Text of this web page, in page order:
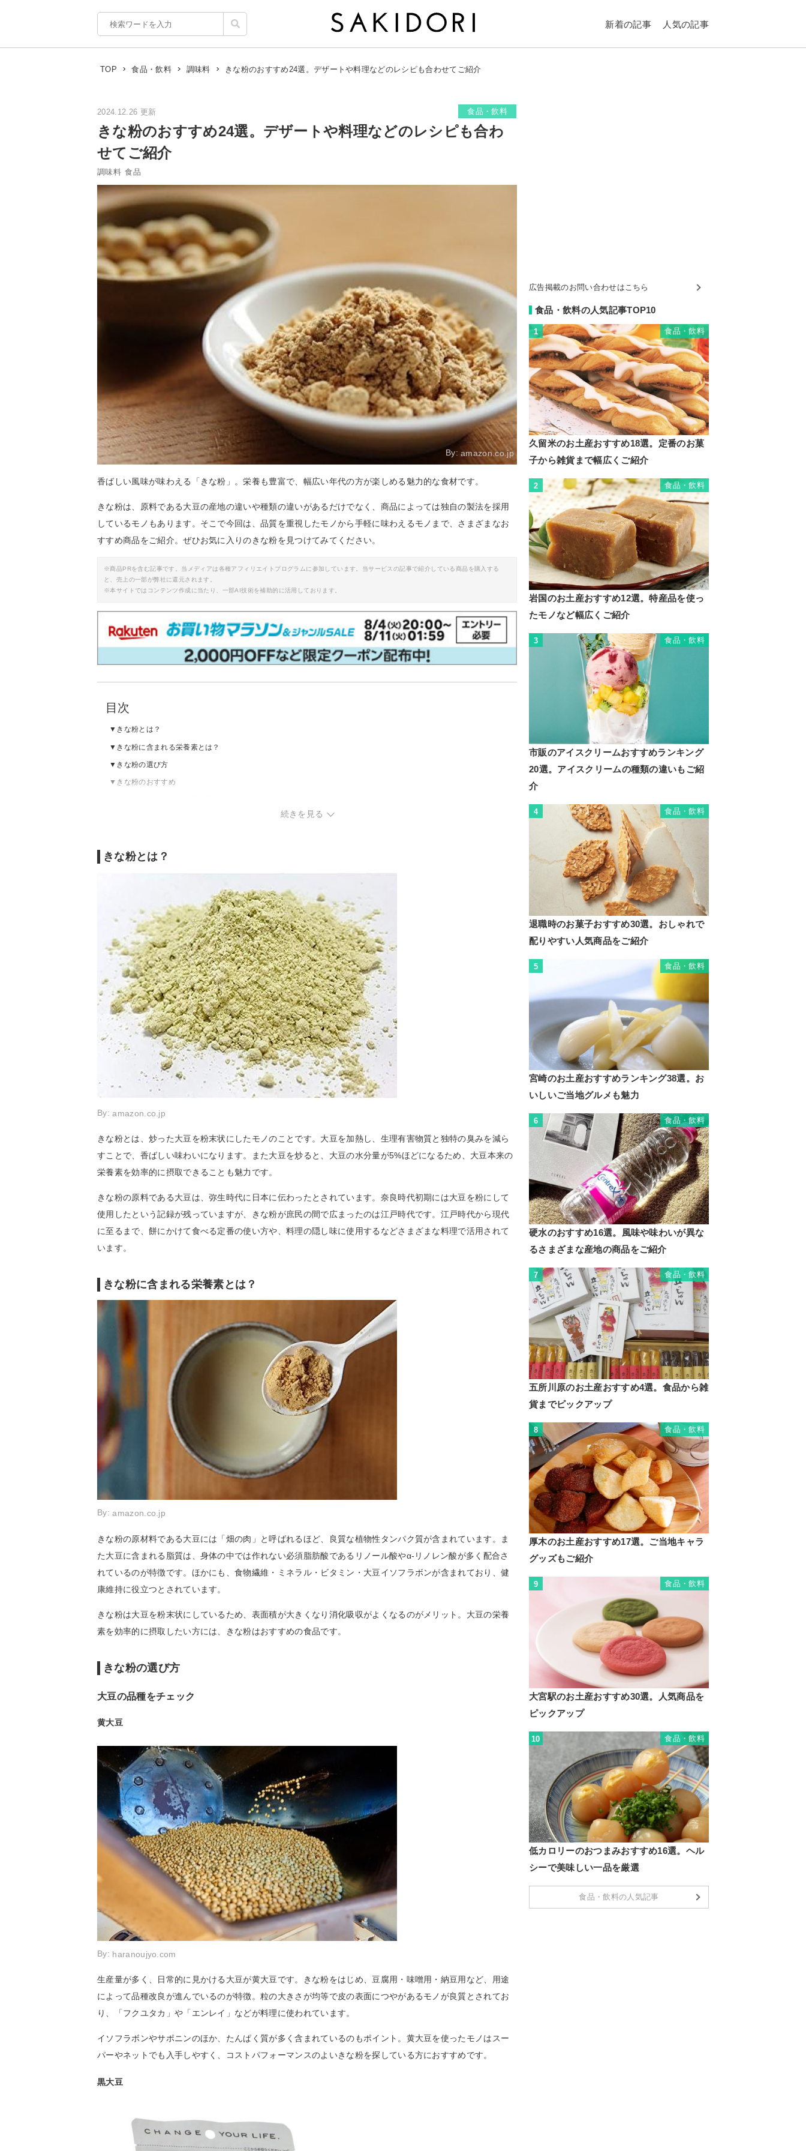
新着の記事 人気の記事
TOP 食品・飲料 調味料 きな粉のおすすめ24選。デザートや料理などのレシピも合わせてご紹介
2024.12.26 更新 食品・飲料
きな粉のおすすめ24選。デザートや料理などのレシピも合わ
せてご紹介
調味料 食品
By:amazon.co.jp
香ばしい風味が味わえる「きな粉」。栄養も豊富で、幅広い年代の方が楽しめる魅力的な食材です。
きな粉は、原料である大豆の産地の違いや種類の違いがあるだけでなく、商品によっては独自の製法を採用
しているモノもあります。そこで今回は、品質を重視したモノから手軽に味わえるモノまで、さまざまなお
すすめ商品をご紹介。ぜひお気に入りのきな粉を見つけてみてください。
※商品PRを含む記事です。当メディアは各種アフィリエイトプログラムに参加しています。当サービスの記事で紹介している商品を購入する
と、売上の一部が弊社に還元されます。
※本サイトではコンテンツ作成に当たり、一部AI技術を補助的に活用しております。
目次
きな粉とは？
きな粉に含まれる栄養素とは？
きな粉の選び方
きな粉のおすすめ
続きを見る
きな粉とは？
By:amazon.co.jp
きな粉とは、炒った大豆を粉末状にしたモノのことです。大豆を加熱し、生理有害物質と独特の臭みを減ら
すことで、香ばしい味わいになります。また大豆を炒ると、大豆の水分量が5%ほどになるため、大豆本来の
栄養素を効率的に摂取できることも魅力です。
きな粉の原料である大豆は、弥生時代に日本に伝わったとされています。奈良時代初期には大豆を粉にして
使用したという記録が残っていますが、きな粉が庶民の間で広まったのは江戸時代です。江戸時代から現代
に至るまで、餅にかけて食べる定番の使い方や、料理の隠し味に使用するなどさまざまな料理で活用されて
います。
きな粉に含まれる栄養素とは？
By:amazon.co.jp
きな粉の原材料である大豆には「畑の肉」と呼ばれるほど、良質な植物性タンパク質が含まれています。ま
た大豆に含まれる脂質は、身体の中では作れない必須脂肪酸であるリノール酸やα-リノレン酸が多く配合さ
れているのが特徴です。ほかにも、食物繊維・ミネラル・ビタミン・大豆イソフラボンが含まれており、健
康維持に役立つとされています。
きな粉は大豆を粉末状にしているため、表面積が大きくなり消化吸収がよくなるのがメリット。大豆の栄養
素を効率的に摂取したい方には、きな粉はおすすめの食品です。
きな粉の選び方
大豆の品種をチェック
黄大豆
By: haranoujyo.com
生産量が多く、日常的に見かける大豆が黄大豆です。きな粉をはじめ、豆腐用・味噌用・納豆用など、用途
によって品種改良が進んでいるのが特徴。粒の大きさが均等で皮の表面につやがあるモノが良質とされてお
り、「フクユタカ」や「エンレイ」などが料理に使われています。
イソフラボンやサポニンのほか、たんぱく質が多く含まれているのもポイント。黄大豆を使ったモノはスー
パーやネットでも入手しやすく、コストパフォーマンスのよいきな粉を探している方におすすめです。
黒大豆
広告掲載のお問い合わせはこちら
食品・飲料の人気記事TOP10
1 食品・飲料
久留米のお土産おすすめ18選。定番のお菓
子から雑貨まで幅広くご紹介
2 食品・飲料
岩国のお土産おすすめ12選。特産品を使っ
たモノなど幅広くご紹介
3 食品・飲料
市販のアイスクリームおすすめランキング
20選。アイスクリームの種類の違いもご紹
介
4 食品・飲料
退職時のお菓子おすすめ30選。おしゃれで
配りやすい人気商品をご紹介
5 食品・飲料
宮崎のお土産おすすめランキング38選。お
いしいご当地グルメも魅力
6 食品・飲料
硬水のおすすめ16選。風味や味わいが異な
るさまざまな産地の商品をご紹介
7 食品・飲料
五所川原のお土産おすすめ4選。食品から雑
貨までピックアップ
8 食品・飲料
厚木のお土産おすすめ17選。ご当地キャラ
グッズもご紹介
9 食品・飲料
大宮駅のお土産おすすめ30選。人気商品を
ピックアップ
10 食品・飲料
低カロリーのおつまみおすすめ16選。ヘル
シーで美味しい一品を厳選
食品・飲料の人気記事